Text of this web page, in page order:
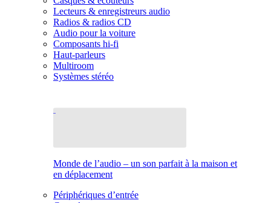
Lecteurs & enregistreurs audio
Radios & radios CD
Audio pour la voiture
Composants hi-fi
Haut-parleurs
Multiroom
Systèmes stéréo
Monde de l’audio – un son parfait à la maison et
en déplacement
Périphériques d’entrée